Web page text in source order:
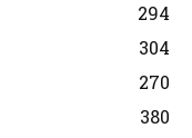
294
304
270
380